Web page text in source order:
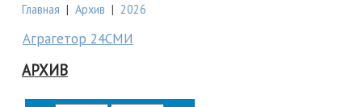
Главная | Архив | 2026
Аграгетор 24СМИ
АРХИВ